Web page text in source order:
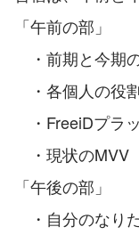
「午前の部」
・前期と今期
・各個人の役
・FreeiDプラ
・現状のMVV
「午後の部」
・自分のなり